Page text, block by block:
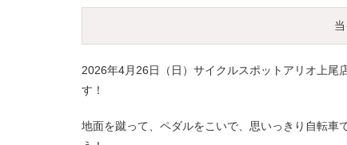
2026年4月26日（日）サイクルスポットアリオ上尾
す！
地面を蹴って、ペダルをこいで、思いっきり自転車